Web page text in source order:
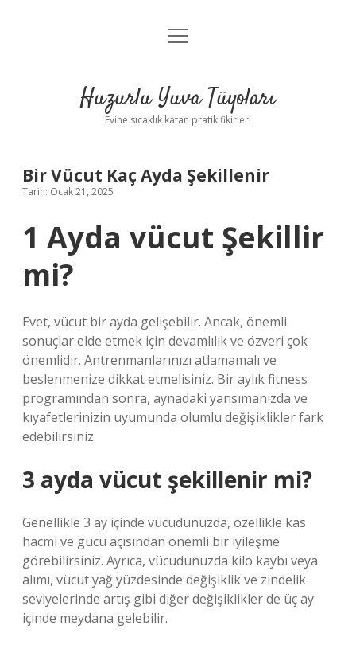
Anasayfa
Yasal Uyarı
menüyü
Huzurlu Yuva Tüyoları
Evine sıcaklık katan pratik fikirler!
Bir Vücut Kaç Ayda Şekillenir
Tarih: Ocak 21, 2025
1 Ayda vücut Şekillir
mi?
Evet, vücut bir ayda gelişebilir. Ancak, önemli
sonuçlar elde etmek için devamlılık ve özveri çok
önemlidir. Antrenmanlarınızı atlamamalı ve
beslenmenize dikkat etmelisiniz. Bir aylık fitness
programından sonra, aynadaki yansımanızda ve
kıyafetlerinizin uyumunda olumlu değişiklikler fark
edebilirsiniz.
3 ayda vücut şekillenir mi?
Genellikle 3 ay içinde vücudunuzda, özellikle kas
hacmi ve gücü açısından önemli bir iyileşme
görebilirsiniz. Ayrıca, vücudunuzda kilo kaybı veya
alımı, vücut yağ yüzdesinde değişiklik ve zindelik
seviyelerinde artış gibi diğer değişiklikler de üç ay
içinde meydana gelebilir.